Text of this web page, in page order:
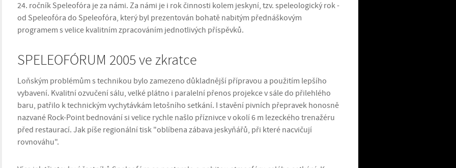
24. ročník Speleofóra je za námi. Za námi je i rok činnosti kolem jeskyní, tzv. speleologický rok -
od Speleofóra do Speleofóra, který byl prezentován bohatě nabitým přednáškovým
programem s velice kvalitním zpracováním jednotlivých příspěvků.
SPELEOFÓRUM 2005 ve zkratce
Loňským problémům s technikou bylo zamezeno důkladnější přípravou a použitím lepšího
vybavení. Kvalitní ozvučení sálu, velké plátno i paralelní přenos projekce v sále do přilehlého
baru, patřilo k technickým vychytávkám letošního setkání. I stavění pivních přepravek honosně
nazvané Rock-Point bednování si velice rychle našlo příznivce v okolí 6 m lezeckého trenažéru
před restaurací. Jak píše regionální tisk "oblíbena zábava jeskyňářů, při které nacvičují
rovnováhu".